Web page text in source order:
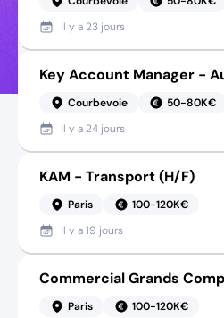
Il y a 23 jours
Key Account Manager -
Courbevoie
50-80K€
Il y a 24 jours
KAM - Transport (H/F)
Paris
100-120K€
Il y a19 jours
Commercial Grands
Paris
100-120K€